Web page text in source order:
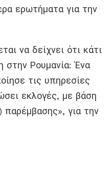
ερωτήματα για την
να δείχνει ότι κάτι
στην Ρουμανία: Ένα
τις υπηρεσίες
εκλογές, με βάση
παρέμβασης», για την